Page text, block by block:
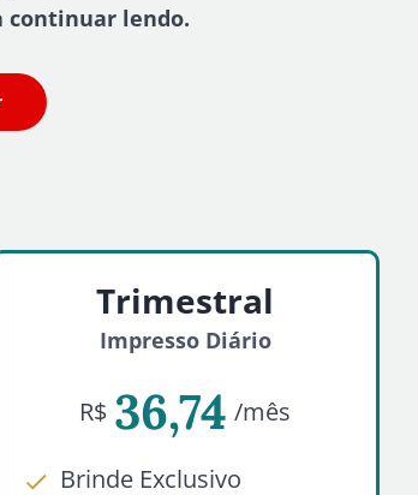
continuar lendo.
Trimestral
Impresso Diário
R$ 36,74 /mês
Brinde Exclusivo